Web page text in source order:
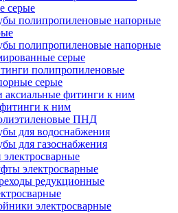
серые
полипропиленовые напорные
полипропиленовые напорные
серые
полипропиленовые
серые
аксиальные фитинги к ним
к ним
ПНД
для водоснабжения
для газоснабжения
электросварные
редукционные
электросварные